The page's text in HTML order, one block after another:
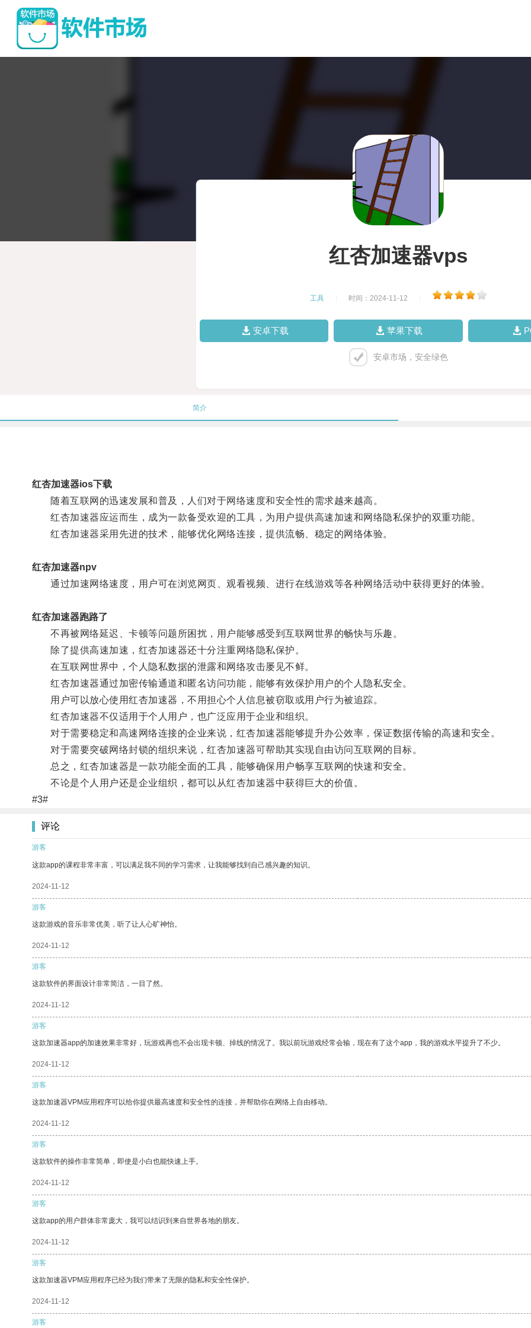
红杏加速器vps
工具 时间：2024-11-12
安卓下载 苹果下载
安卓市场，安全绿色
简介
红杏加速器ios下载
随着互联网的迅速发展和普及，人们对于网络速度和安全性的需求越来越高。
红杏加速器应运而生，成为一款备受欢迎的工具，为用户提供高速加速和网络隐私保护的双重功能。
红杏加速器采用先进的技术，能够优化网络连接，提供流畅、稳定的网络体验。
红杏加速器npv
通过加速网络速度，用户可在浏览网页、观看视频、进行在线游戏等各种网络活动中获得更好的体验。
红杏加速器跑路了
不再被网络延迟、卡顿等问题所困扰，用户能够感受到互联网世界的畅快与乐趣。
除了提供高速加速，红杏加速器还十分注重网络隐私保护。
在互联网世界中，个人隐私数据的泄露和网络攻击屡见不鲜。
红杏加速器通过加密传输通道和匿名访问功能，能够有效保护用户的个人隐私安全。
用户可以放心使用红杏加速器，不用担心个人信息被窃取或用户行为被追踪。
红杏加速器不仅适用于个人用户，也广泛应用于企业和组织。
对于需要稳定和高速网络连接的企业来说，红杏加速器能够提升办公效率，保证数据传输的高速和安全。
对于需要突破网络封锁的组织来说，红杏加速器可帮助其实现自由访问互联网的目标。
总之，红杏加速器是一款功能全面的工具，能够确保用户畅享互联网的快速和安全。
不论是个人用户还是企业组织，都可以从红杏加速器中获得巨大的价值。
#3#
评论
游客
这款app的课程非常丰富，可以满足我不同的学习需求，让我能够找到自己感兴趣的知识。
2024-11-12
游客
这款游戏的音乐非常优美，听了让人心旷神怡。
2024-11-12
游客
这款软件的界面设计非常简洁，一目了然。
2024-11-12
游客
这款加速器app的加速效果非常好，玩游戏再也不会出现卡顿、掉线的情况了。我以前玩游戏经常会输，现在有了这个app，我的游戏水平提升了不少。
2024-11-12
游客
这款加速器VPM应用程序可以给你提供最高速度和安全性的连接，并帮助你在网络上自由移动。
2024-11-12
游客
这款软件的操作非常简单，即使是小白也能快速上手。
2024-11-12
游客
这款app的用户群体非常庞大，我可以结识到来自世界各地的朋友。
2024-11-12
游客
这款加速器VPM应用程序已经为我们带来了无限的隐私和安全性保护。
2024-11-12
游客